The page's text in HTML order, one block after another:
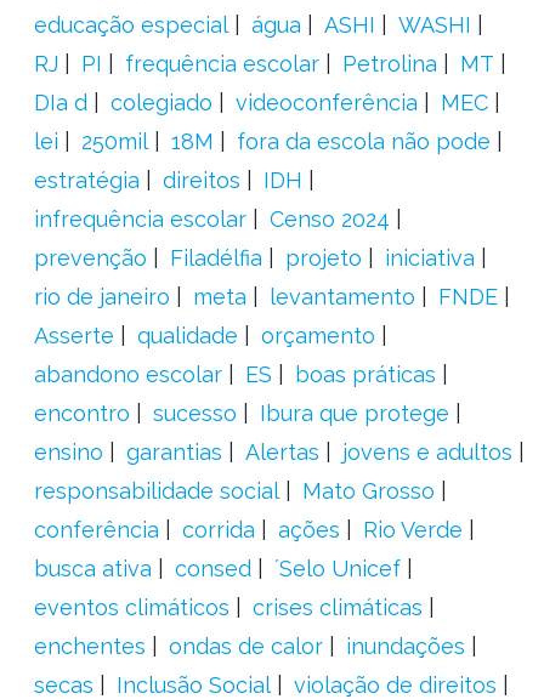
educação especial
água ASHI
WASHI
RJ
PI frequência escolar Petrolina
MT
DIa d
colegiado videoconferência
MEC
lei
250mil 18M
fora da escola não pode
estratégia
direitos
IDH
infrequência escolar
Censo 2024
prevenção
Filadélfia projeto
iniciativa
rio de janeiro
meta levantamento
FNDE
Asserte
qualidade
orçamento
abandono escolar
ES
boas práticas
encontro
sucesso
Ibura que protege
ensino
garantias Alertas
jovens e adultos
responsabilidade social
Mato Grosso
conferência
corrida ações
Rio Verde
busca ativa
consed
´Selo Unicef
eventos climáticos
crises climáticas
enchentes
ondas de calor
inundações
secas
Inclusão Social
violação de direitos